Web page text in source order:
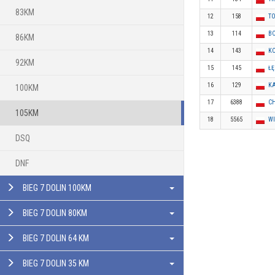
83KM
86KM
92KM
100KM
105KM
DSQ
DNF
BIEG 7 DOLIN 100KM
BIEG 7 DOLIN 80KM
BIEG 7 DOLIN 64 KM
BIEG 7 DOLIN 35 KM
12 158
13 114
14 143
15 145
16 129
17 6388
18 5565